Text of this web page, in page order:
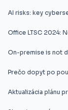
AI risks: key
Office LTSC 2024:
On-premise is not
Prečo dopyt po
Aktualizácia plánu